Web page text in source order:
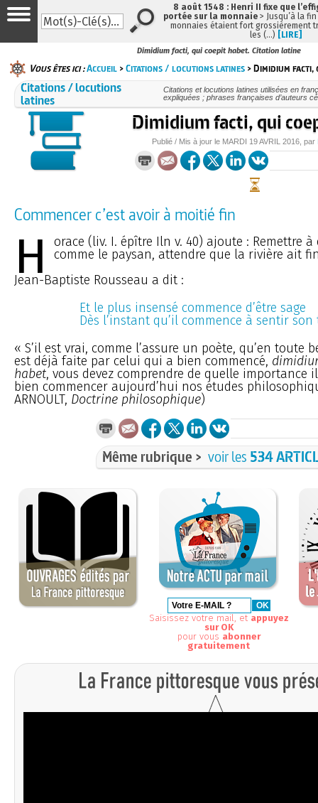
Dimidium facti, qui coepit habet. Citation latine
Vous êtes ici :Accueil >Citations / locutions latines > Dimidium
Citations / locutions
latines
Citations et locutions latines utilisées en
expliquées ; phrases françaises d’auteurs
Dimidium facti, qui
Publié / Mis à jour le MARDI 19 AVRIL 2016 , par
Commencer c’est avoir à moitié fin
H
orace (liv. I. épître Iln v. 40) ajoute : Remettre à
comme le paysan, attendre que la rivière ait
Jean-Baptiste Rousseau a dit :
Et le plus insensé commence d’être sage
Dès l’instant qu’il commence à sentir son
« S’il est vrai, comme l’assure un poète, qu’en toute
est déjà faite par celui qui a bien commencé,
habet, vous devez comprendre de quelle importance
bien commencer aujourd’hui nos études
ARNOULT, Doctrine philosophique)
Même rubrique > voir les 534
Saisissez votre mail, et appuyez
sur OK
pour vous abonner
gratuitement
8 août 1548 : Henri II fixe que
portée sur la monnaie > Jusqu’à la
monnaies étaient fort grossièrement
les (…) [LIRE]